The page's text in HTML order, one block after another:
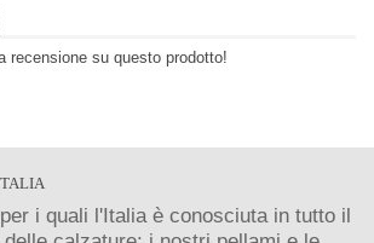
recensione su questo prodotto!
i quali l'Italia è conosciuta in tutto il